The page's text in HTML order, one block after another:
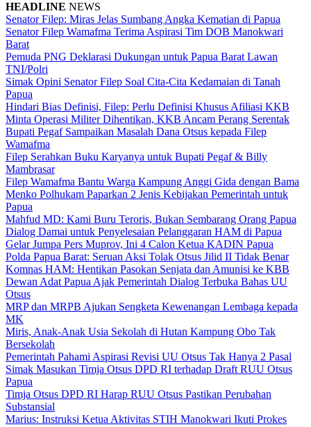
HEADLINE NEWS
Senator Filep: Miras Jelas Sumbang Angka Kematian di Papua
Senator Filep Wamafma Terima Aspirasi Tim DOB Manokwari
Barat
Pemuda PNG Deklarasi Dukungan untuk Papua Barat Lawan
TNI/Polri
Simak Opini Senator Filep Soal Cita-Cita Kedamaian di Tanah
Papua
Hindari Bias Definisi, Filep: Perlu Definisi Khusus Afiliasi KKB
Minta Operasi Militer Dihentikan, KKB Ancam Perang Serentak
Bupati Pegaf Sampaikan Masalah Dana Otsus kepada Filep
Wamafma
Filep Serahkan Buku Karyanya untuk Bupati Pegaf & Billy
Mambrasar
Filep Wamafma Bantu Warga Kampung Anggi Gida dengan Bama
Menko Polhukam Paparkan 2 Jenis Kebijakan Pemerintah untuk
Papua
Mahfud MD: Kami Buru Teroris, Bukan Sembarang Orang Papua
Dialog Damai untuk Penyelesaian Pelanggaran HAM di Papua
Gelar Jumpa Pers Muprov, Ini 4 Calon Ketua KADIN Papua
Polda Papua Barat: Seruan Aksi Tolak Otsus Jilid II Tidak Benar
Komnas HAM: Hentikan Pasokan Senjata dan Amunisi ke KBB
Dewan Adat Papua Ajak Pemerintah Dialog Terbuka Bahas UU
Otsus
MRP dan MRPB Ajukan Sengketa Kewenangan Lembaga kepada
MK
Miris, Anak-Anak Usia Sekolah di Hutan Kampung Obo Tak
Bersekolah
Pemerintah Pahami Aspirasi Revisi UU Otsus Tak Hanya 2 Pasal
Simak Masukan Timja Otsus DPD RI terhadap Draft RUU Otsus
Papua
Timja Otsus DPD RI Harap RUU Otsus Pastikan Perubahan
Substansial
Marius: Instruksi Ketua Aktivitas STIH Manokwari Ikuti Prokes